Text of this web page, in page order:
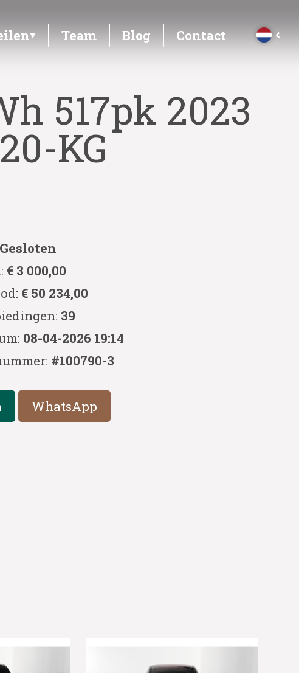
Team Blog Contact
517pk 2023
KG
Gesloten
€ 3 000,00
€ 50 234,00
39
08-04-2026 19:14
#100790-3
WhatsApp